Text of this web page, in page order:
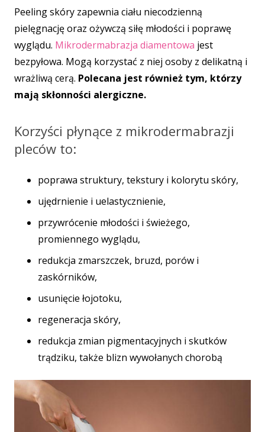
Peeling skóry zapewnia ciału niecodzienną
pielęgnację oraz ożywczą siłę młodości i poprawę
wyglądu. Mikrodermabrazja diamentowa jest
bezpyłowa. Mogą korzystać z niej osoby z delikatną i
wrażliwą cerą. Polecana jest również tym, którzy
mają skłonności alergiczne.
Korzyści płynące z mikrodermabrazji
pleców to:
poprawa struktury, tekstury i kolorytu skóry,
ujędrnienie i uelastycznienie,
przywrócenie młodości i świeżego,
promiennego wyglądu,
redukcja zmarszczek, bruzd, porów i
zaskórników,
usunięcie łojotoku,
regeneracja skóry,
redukcja zmian pigmentacyjnych i skutków
trądziku, także blizn wywołanych chorobą